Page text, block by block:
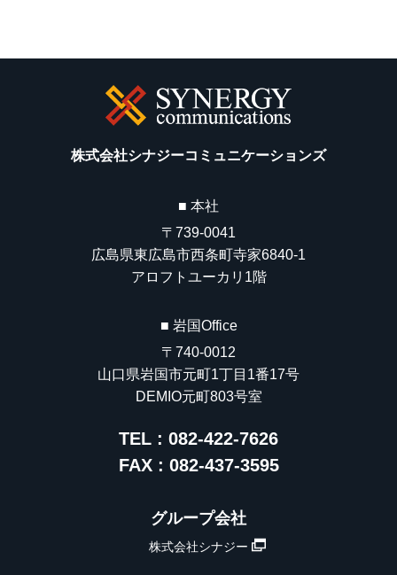
株式会社シナジーコミュニケーションズ
■ 本社
〒739-0041
広島県東広島市西条町寺家6840-1
アロフトユーカリ1階
■ 岩国Office
〒740-0012
山口県岩国市元町1丁目1番17号
DEMIO元町803号室
TEL : 082-422-7626
FAX : 082-437-3595
グループ会社
株式会社シナジー